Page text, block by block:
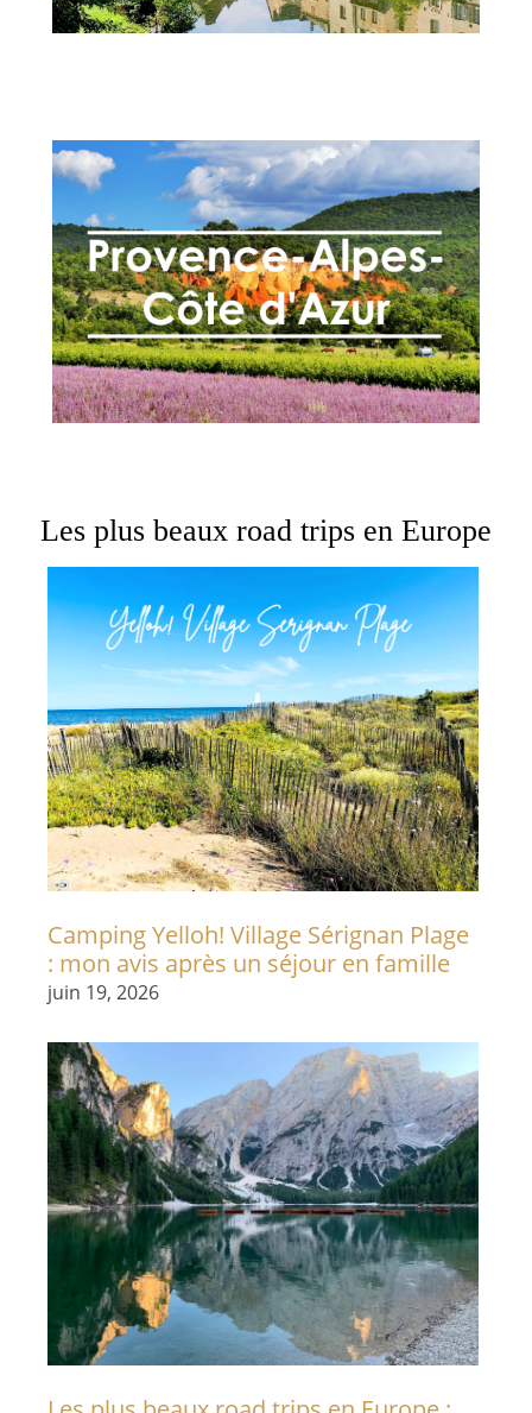
Les plus beaux road trips en Europe
Camping Yelloh! Village Sérignan Plage
: mon avis après un séjour en famille
juin 19, 2026